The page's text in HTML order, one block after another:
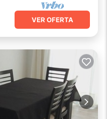
VER OFERTA